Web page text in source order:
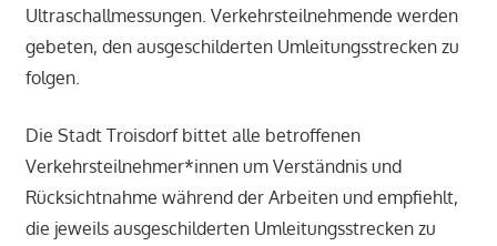
Ultraschallmessungen. Verkehrsteilnehmende werden
gebeten, den ausgeschilderten Umleitungsstrecken zu
folgen.
Die Stadt Troisdorf bittet alle betroffenen
Verkehrsteilnehmer*innen um Verständnis und
Rücksichtnahme während der Arbeiten und empfiehlt,
die jeweils ausgeschilderten Umleitungsstrecken zu